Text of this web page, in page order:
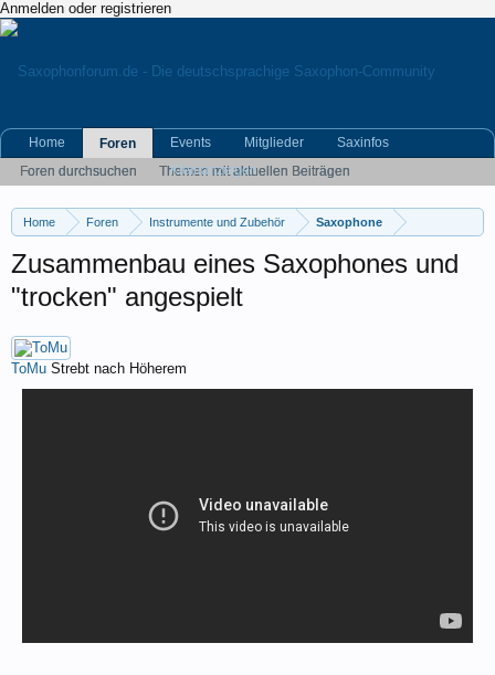
Anmelden oder registrieren
Home Foren Instrumente und Zubehör Saxophone
Zusammenbau eines Saxophones und
"trocken" angespielt
ToMu Strebt nach Höherem
Home
Foren
Foren durchsuchen
Themen mit aktuellen Beiträgen
Events Mitglieder
Saxinfos
Kleinanzeigen